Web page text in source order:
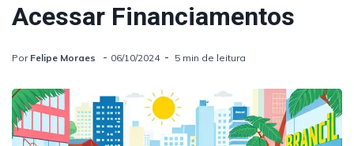
Acessar Financiamentos
Por Felipe Moraes 06/10/2024 5 min de leitura